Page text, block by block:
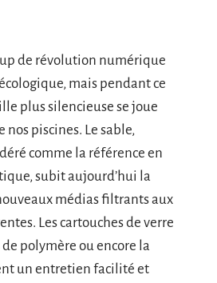
de révolution numérique
mais pendant ce
plus silencieuse se joue
nos piscines. Le sable,
comme la référence en
subit aujourd’hui la
médias filtrants aux
Les cartouches de verre
polymère ou encore la
un entretien facilité et